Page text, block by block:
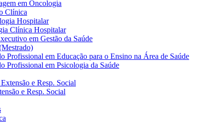
em Oncologia
Clínica
Hospitalar
Clínica Hospitalar
em Gestão da Saúde
Profissional em Educação para o Ensino na Área de Saúde
Profissional em Psicologia da Saúde
e Resp. Social
e Resp. Social